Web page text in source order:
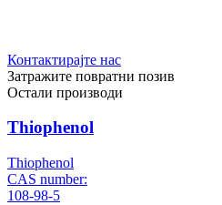
Контактирајте нас
Затражите повратни позив
Остали производи
Thiophenol
Thiophenol
CAS number:
108-98-5